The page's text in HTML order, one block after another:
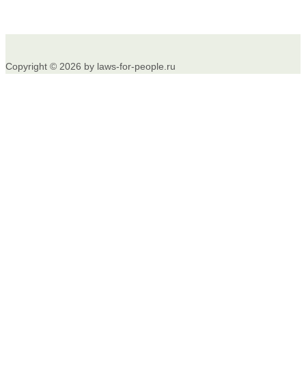
Copyright © 2026 by laws-for-people.ru